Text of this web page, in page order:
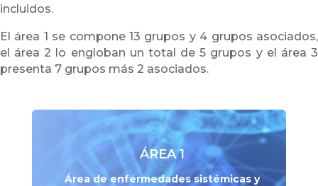
incluidos.
El área 1 se compone 13 grupos y 4 grupos asociados,
el área 2 lo engloban un total de 5 grupos y el área 3
presenta 7 grupos más 2 asociados.
ÁREA 1
Área de enfermedades sistémicas y